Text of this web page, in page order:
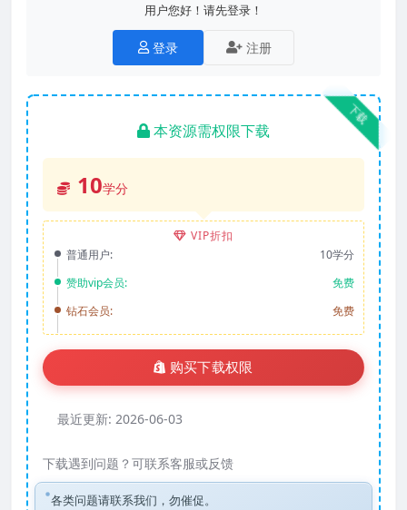
用户您好！请先登录！
登录 注册
下载
本资源需权限下载
10学分
VIP折扣
普通用户:
10学分
赞助vip会员:
免费
钻石会员:
免费
购买下载权限
最近更新: 2026-06-03
下载遇到问题？可联系客服或反馈
各类问题请联系我们，勿催促。